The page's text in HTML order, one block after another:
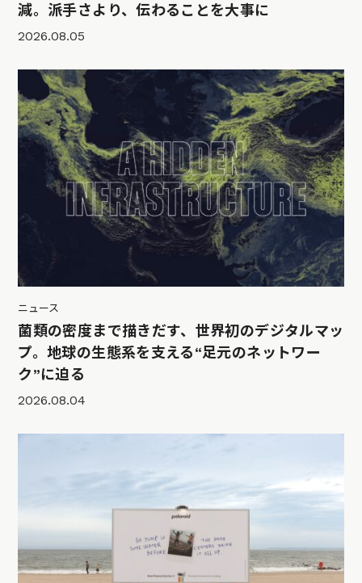
減。派手さより、伝わることを大事に
2026.08.05
ニュース
菌類の密度まで描きだす、世界初のデジタルマッ
プ。地球の生態系を支える“足元のネットワー
ク”に迫る
2026.08.04